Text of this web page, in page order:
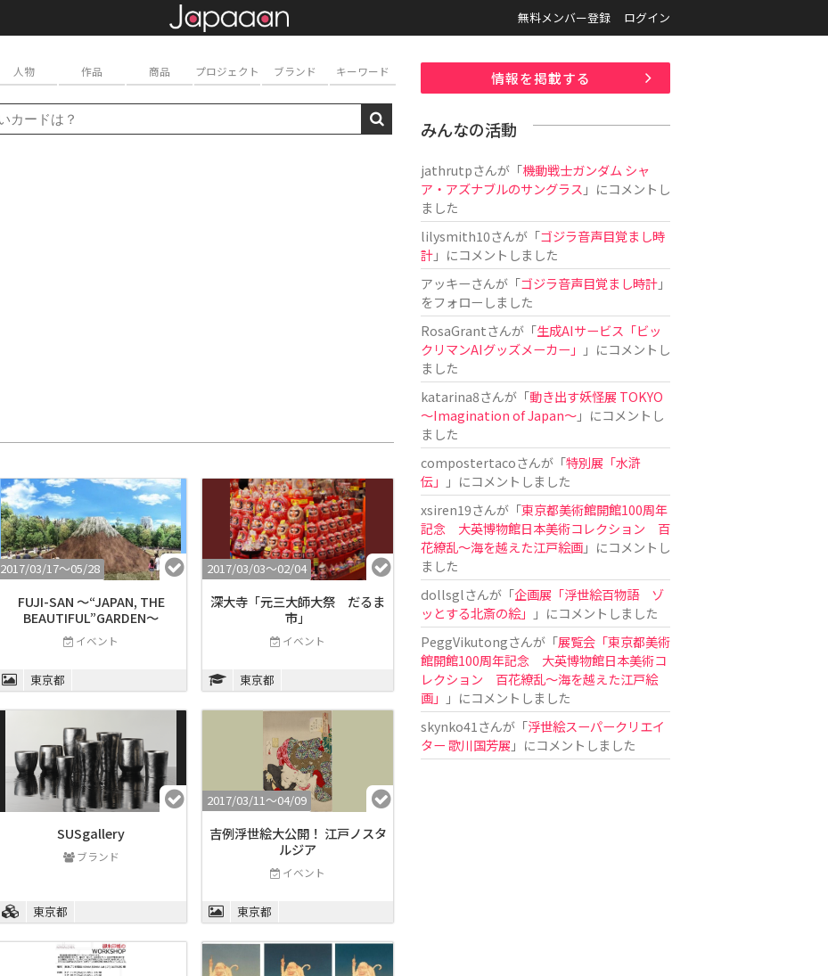
無料メンバー登録 ログイン
人物 作品 商品 プロジェクト ブランド キーワード
2017/03/17〜05/28
FUJI-SAN ～“JAPAN, THE
BEAUTIFUL”GARDEN～
イベント
東京都
2017/03/03〜02/04
深大寺「元三大師大祭 だるま
市」
イベント
東京都
SUSgallery
ブランド
東京都
2017/03/11〜04/09
吉例浮世絵大公開！ 江戸ノスタ
ルジア
イベント
東京都
情報を掲載する
みんなの活動
jathrutpさんが「機動戦士ガンダム シャ
ア・アズナブルのサングラス 」にコメントし
ました
lilysmith10さんが「ゴジラ音声目覚まし時
計」にコメントしました
アッキーさんが「ゴジラ音声目覚まし時計」
をフォローしました
RosaGrantさんが「生成AIサービス「ビッ
クリマンAIグッズメーカー」
」にコメントし
ました
katarina8さんが「動き出す妖怪展 TOKYO
〜Imagination of Japan〜」にコメントし
ました
compostertacoさんが「特別展「水滸
伝」
」にコメントしました
xsiren19さんが「東京都美術館開館100周年
記念 大英博物館日本美術コレクション 百
花繚乱～海を越えた江戸絵画」にコメントし
ました
dollsglさんが「企画展「浮世絵百物語 ゾ
ッとする北斎の絵」
」にコメントしました
PeggVikutongさんが「展覧会「東京都美術
館開館100周年記念 大英博物館日本美術コ
レクション 百花繚乱〜海を越えた江戸絵
画」
」にコメントしました
skynko41 さんが「浮世絵スーパークリエイ
ター 歌川国芳展 」にコメントしました